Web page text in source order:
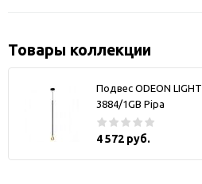
Товары коллекции
Подвес ODEON LIGHT
3884/1GB Pipa
4 572 руб.